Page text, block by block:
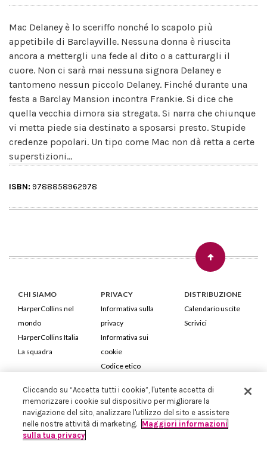
Mac Delaney è lo sceriffo nonché lo scapolo più
appetibile di Barclayville. Nessuna donna è riuscita
ancora a mettergli una fede al dito o a catturargli il
cuore. Non ci sarà mai nessuna signora Delaney e
tantomeno nessun piccolo Delaney. Finché durante una
festa a Barclay Mansion incontra Frankie. Si dice che
quella vecchia dimora sia stregata. Si narra che chiunque
vi metta piede sia destinato a sposarsi presto. Stupide
credenze popolari. Un tipo come Mac non dà retta a certe
superstizioni...
ISBN: 9788858962978
CHI SIAMO
HarperCollins nel
mondo
HarperCollins Italia
La squadra
PRIVACY
Informativa sulla
privacy
Informativa sui
cookie
Codice etico
DISTRIBUZIONE
Calendario uscite
Scrivici
HarperCollins Italia S.p.A. Viale Monte Nero, 84 - 20135 Milano
Cod. Fiscale e P.IVA 05946780151 - Capitale Sociale 258.250 €
Iscritta in Milano al Registro delle imprese nr.198004 e REA nr.1051898
Cliccando su “Accetta tutti i cookie”, l'utente accetta di
memorizzare i cookie sul dispositivo per migliorare la
navigazione del sito, analizzare l'utilizzo del sito e assistere
nelle nostre attività di marketing. Maggiori informazioni
sulla tua privacy